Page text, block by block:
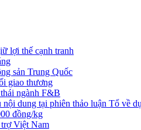
lợi thế cạnh tranh
sản Trung Quốc
giao thương
ngành F&B
dung tại phiên thảo luận Tổ về
đồng/kg
Việt Nam